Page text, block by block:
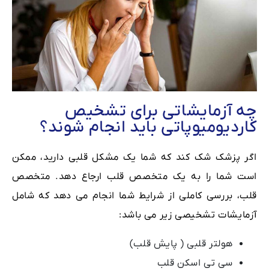
چه آزمایشاتی برای تشخیص
کاردیومیوپاتی باید انجام شوند؟
اگر پزشک شک کند که شما یک مشکل قلبی دارید، ممکن
است شما را به یک متخصص قلب ارجاع دهد. متخصص
قلب، بررسی کاملی از شرایط شما انجام می دهد که شامل
آزمایشات تشخیصی زیر می باشد:
هولتر قلبی ( پایش قلب)
سی تی اسکن قلب